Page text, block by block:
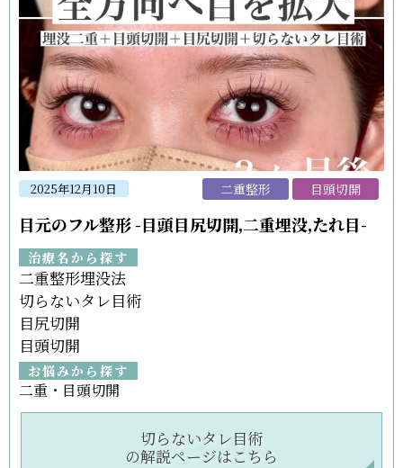
2025年12月10日 二重整形 目頭切開
目元のフル整形 -目頭目尻切開,二重埋没,たれ目-
治療名から探す
二重整形埋没法
切らないタレ目術
目尻切開
目頭切開
お悩みから探す
二重・目頭切開
切らないタレ目術
の解説ページはこちら